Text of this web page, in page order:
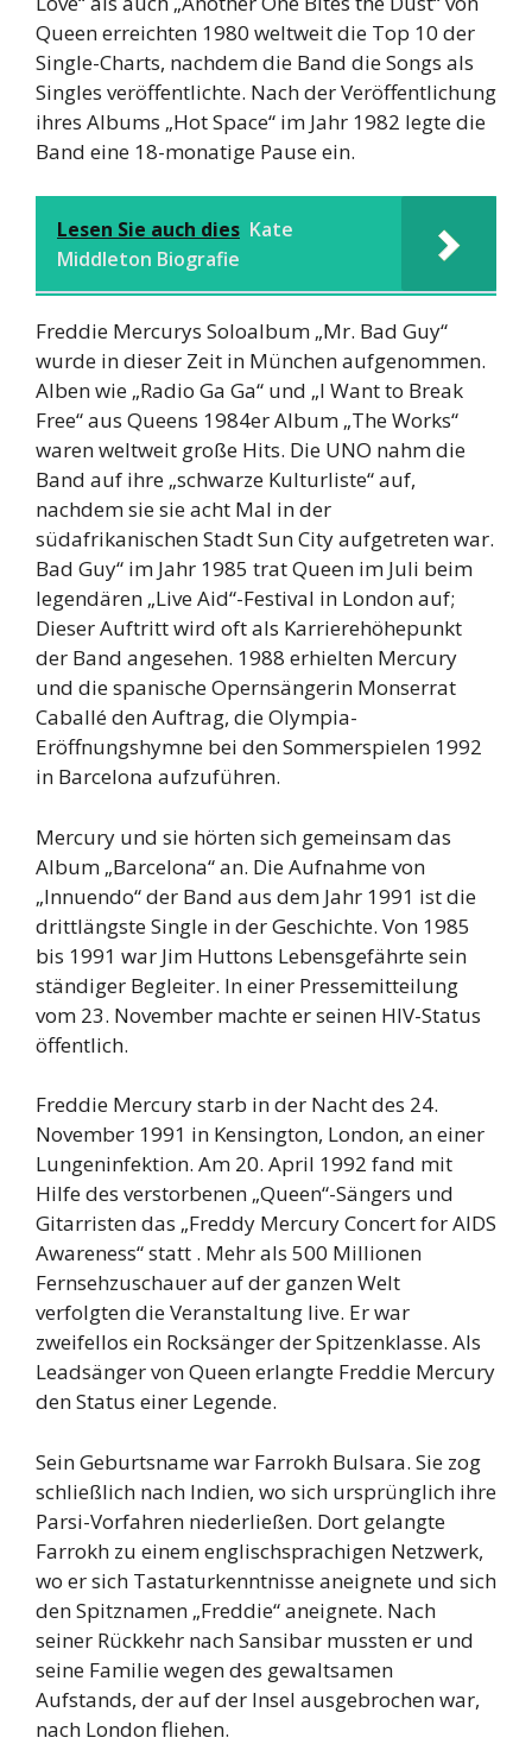
Queen erreichten 1980 weltweit die Top 10 der
Single-Charts, nachdem die Band die Songs als
Singles veröffentlichte. Nach der Veröffentlichung
ihres Albums „Hot Space“ im Jahr 1982 legte die
Band eine 18-monatige Pause ein.
Lesen Sie auch dies Kate
Middleton Biografie
Freddie Mercurys Soloalbum „Mr. Bad Guy“
wurde in dieser Zeit in München aufgenommen.
Alben wie „Radio Ga Ga“ und „I Want to Break
Free“ aus Queens 1984er Album „The Works“
waren weltweit große Hits. Die UNO nahm die
Band auf ihre „schwarze Kulturliste“ auf,
nachdem sie sie acht Mal in der
südafrikanischen Stadt Sun City aufgetreten war.
Bad Guy“ im Jahr 1985 trat Queen im Juli beim
legendären „Live Aid“-Festival in London auf;
Dieser Auftritt wird oft als Karrierehöhepunkt
der Band angesehen. 1988 erhielten Mercury
und die spanische Opernsängerin Monserrat
Caballé den Auftrag, die Olympia-
Eröffnungshymne bei den Sommerspielen 1992
in Barcelona aufzuführen.
Mercury und sie hörten sich gemeinsam das
Album „Barcelona“ an. Die Aufnahme von
„Innuendo“ der Band aus dem Jahr 1991 ist die
drittlängste Single in der Geschichte. Von 1985
bis 1991 war Jim Huttons Lebensgefährte sein
ständiger Begleiter. In einer Pressemitteilung
vom 23. November machte er seinen HIV-Status
öffentlich.
Freddie Mercury starb in der Nacht des 24.
November 1991 in Kensington, London, an einer
Lungeninfektion. Am 20. April 1992 fand mit
Hilfe des verstorbenen „Queen“-Sängers und
Gitarristen das „Freddy Mercury Concert for AIDS
Awareness“ statt . Mehr als 500 Millionen
Fernsehzuschauer auf der ganzen Welt
verfolgten die Veranstaltung live. Er war
zweifellos ein Rocksänger der Spitzenklasse. Als
Leadsänger von Queen erlangte Freddie Mercury
den Status einer Legende.
Sein Geburtsname war Farrokh Bulsara. Sie zog
schließlich nach Indien, wo sich ursprünglich ihre
Parsi-Vorfahren niederließen. Dort gelangte
Farrokh zu einem englischsprachigen Netzwerk,
wo er sich Tastaturkenntnisse aneignete und sich
den Spitznamen „Freddie“ aneignete. Nach
seiner Rückkehr nach Sansibar mussten er und
seine Familie wegen des gewaltsamen
Aufstands, der auf der Insel ausgebrochen war,
nach London fliehen.